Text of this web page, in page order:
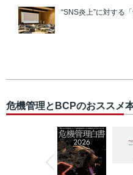
“SNS炎上”に対する
危機管理とBCPのおススメ